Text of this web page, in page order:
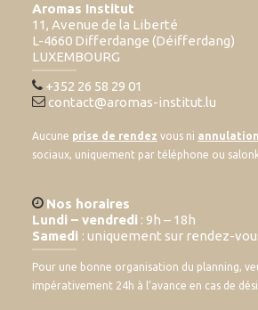
Aromas Institut
11, Avenue de la Liberté
L-4660 Differdange (Déifferdang)
LUXEMBOURG
+352 26 58 29 01
contact@aromas-institut.lu
Aucune prise de rendez vous ni annulation
sociaux, uniquement par téléphone ou
Nos horaires
Lundi – vendredi : 9h – 18h
Samedi : uniquement sur rendez-
Pour une bonne organisation du planning,
impérativement 24h à l’avance en cas de